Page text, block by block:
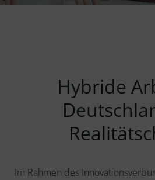
Hybride
Im Rahmen des